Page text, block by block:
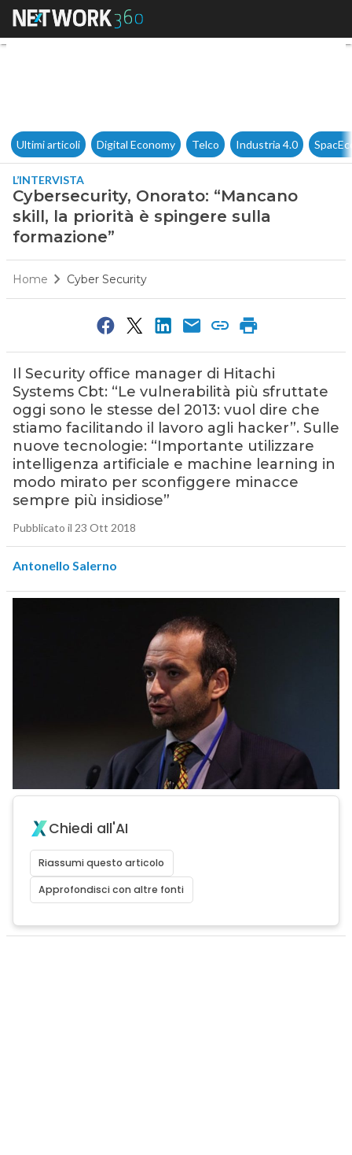
Cybersecurity, Onorato:
Ultimi articoli Digital Economy Telco Industria 4.0
L’INTERVISTA
Cybersecurity, Onorato: “Mancano
skill, la priorità è spingere sulla
formazione”
Home Cyber Security
Il Security office manager di Hitachi
Systems Cbt: “Le vulnerabilità più sfruttate
oggi sono le stesse del 2013: vuol dire che
stiamo facilitando il lavoro agli hacker”. Sulle
nuove tecnologie: “Importante utilizzare
intelligenza artificiale e machine learning in
modo mirato per sconfiggere minacce
sempre più insidiose”
Pubblicato il 23 Ott 2018
Antonello Salerno
Chiedi all'AI
Riassumi questo articolo
Approfondisci con altre fonti